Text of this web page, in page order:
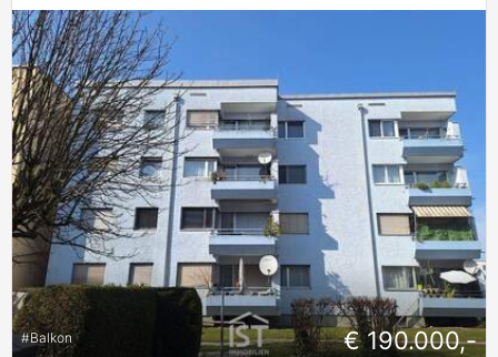
#Balkon € 190.000,-